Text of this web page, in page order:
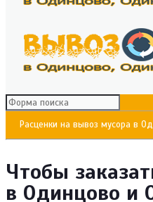
Расценки на вывоз мусора в
Чтобы
в Одинцово и